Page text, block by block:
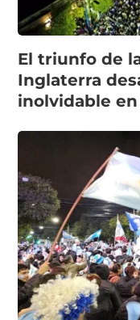
El triunfo de
Inglaterra
inolvidable